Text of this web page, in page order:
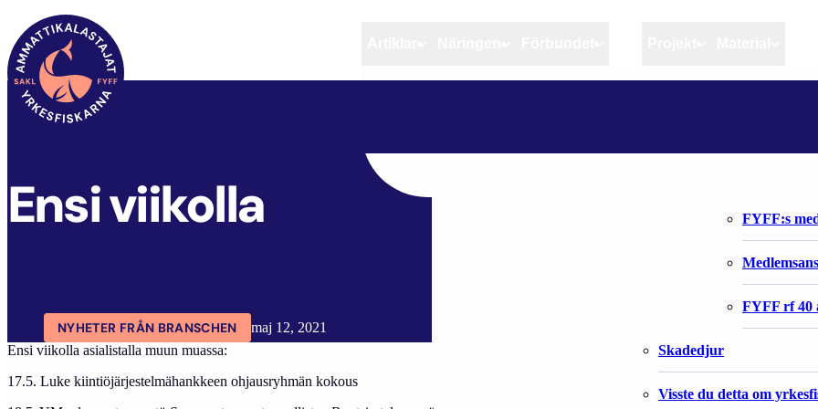
Artiklar Näringen
Riktlinjer för god praxis
Stöd till fiskerinäringen
Anvisningar
Fiskar och
Skadedjur
Visste du detta om
Förbundet
FYFF:s
FYFF rf 40
FYFF ARTIKLAR
Ensi viikolla
NYHETER FRÅN BRANSCHEN
maj 12, 2021
Ensi viikolla asialistalla muun muassa:
17.5. Luke kiintiöjärjestelmähankkeen ohjausryhmän kokous